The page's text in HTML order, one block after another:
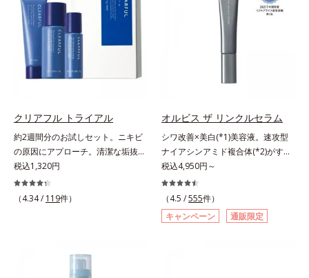
クリアフル トライアル
約2週間分のお試しセット。ニキビ
の原因にアプローチ。清潔な垢抜け
肌(*1)へ。「ニキビをくり返してし
まう」「毛穴目立ちが気になる」
「マスク生活であごや口まわりのニ
の目立ち」の両方にWでアプローチ
する、薬用ニキビ対策スキンケアシ
税込1,320円
（4.34 / 119件）
オルビス ザ リンクルセラム
シワ改善×美白(*1)美容液。速攻型
ナイアシンアミド複合体(*2)がすば
やく浸透(*3)。ピンと、パッと。大
人の肌にハリ感を。シワ改善×美白
(*1)美容液。ポーラ化成 研究所の独
自研究で見出した、速攻型ナイアシ
ンアミド複合体(*2)と浸透サポート
税込4,950円～
（4.5 /555件）
キャンペーン
通販限定